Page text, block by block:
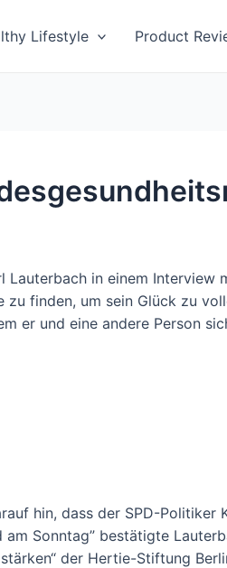
Lifestyle Product
in einem Interview
finden, um sein Glück zu
er und eine andere Person
hin, dass der SPD-Politiker
Sonntag” bestätigte
der Hertie-Stiftung